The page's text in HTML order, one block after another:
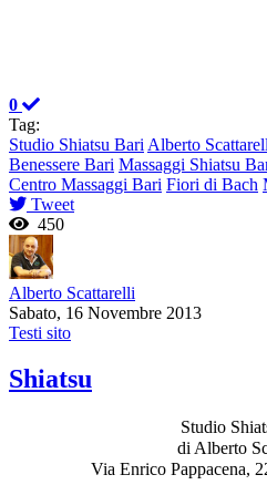
0
Tag:
Studio Shiatsu Bari Alberto
Benessere Bari Massaggi Shiatsu
Centro Massaggi Bari Fiori di Bach
Tweet
450
Alberto Scattarelli
Sabato, 16 Novembre 2013
Testi sito
Shiatsu
Studio
di Alberto
Via Enrico Pappacena,